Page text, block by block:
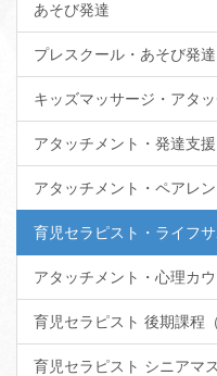
あそび発達
プレスクール・あそび発達
キッズマッサージ・アタ
アタッチメント・発達支
アタッチメント・ペアレ
育児セラピスト・ライフ
アタッチメント・心理カ
育児セラピスト 後期課程（
育児セラピスト シニアマ